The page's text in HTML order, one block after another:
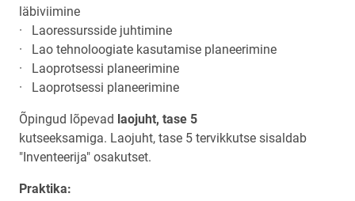
läbiviimine
· Laoressursside juhtimine
· Lao tehnoloogiate kasutamise planeerimine
· Laoprotsessi planeerimine
· Laoprotsessi planeerimine
Õpingud lõpevad laojuht, tase 5
kutseeksamiga. Laojuht, tase 5 tervikkutse sisaldab
"Inventeerija" osakutset.
Praktika: